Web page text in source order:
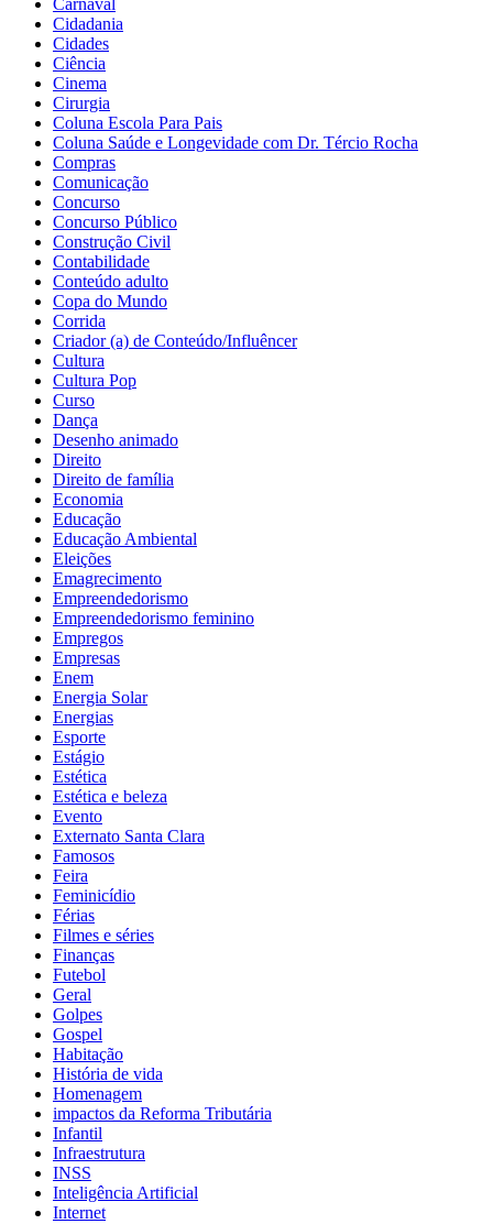
Cidadania
Cidades
Ciência
Cinema
Cirurgia
Coluna Escola Para Pais
Coluna Saúde e Longevidade com Dr. Tércio Rocha
Compras
Comunicação
Concurso
Concurso Público
Construção Civil
Contabilidade
Conteúdo adulto
Copa do Mundo
Corrida
Criador (a) de Conteúdo/Influêncer
Cultura
Cultura Pop
Curso
Dança
Desenho animado
Direito
Direito de família
Economia
Educação
Educação Ambiental
Eleições
Emagrecimento
Empreendedorismo
Empreendedorismo feminino
Empregos
Empresas
Enem
Energia Solar
Energias
Esporte
Estágio
Estética
Estética e beleza
Evento
Externato Santa Clara
Famosos
Feira
Feminicídio
Férias
Filmes e séries
Finanças
Futebol
Geral
Golpes
Gospel
Habitação
História de vida
Homenagem
impactos da Reforma Tributária
Infantil
Infraestrutura
INSS
Inteligência Artificial
Internet